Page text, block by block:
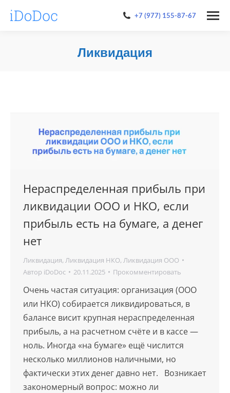
+7 (977) 155-87-67
Ликвидация
Нераспределенная прибыль при
ликвидации ООО и НКО, если
прибыль есть на бумаге, а денег
нет
Ликвидация, Ликвидация НКО, Ликвидация ООО
Автор iDoDoc 20.11.2025 Прокомментировать
Очень частая ситуация: организация (ООО
или НКО) собирается ликвидироваться, в
балансе висит крупная нераспределенная
прибыль, а на расчетном счёте и в кассе —
ноль. Иногда «на бумаге» ещё числится
несколько миллионов наличными, но
фактически этих денег давно нет. Возникает
закономерный вопрос: можно ли